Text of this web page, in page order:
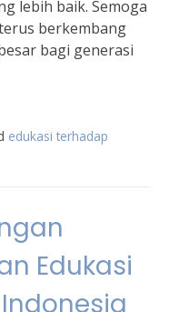
lebih baik. Semoga
berkembang
bagi generasi
edukasi terhadap
Edukasi